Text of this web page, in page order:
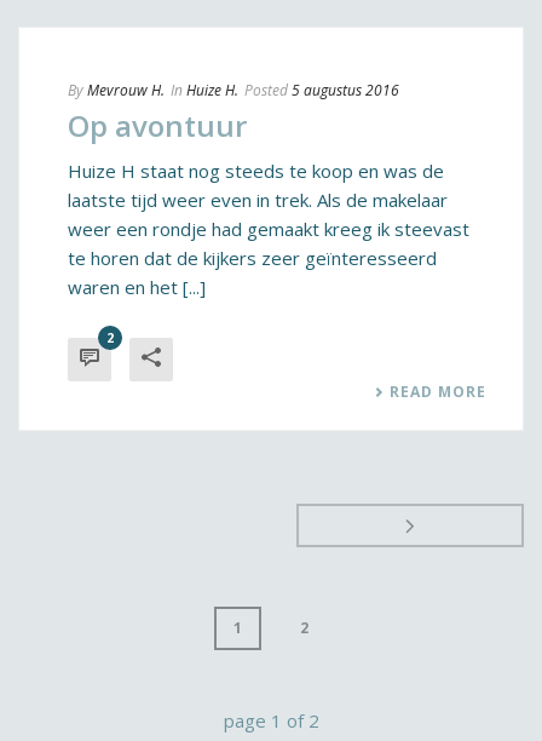
ByMevrouw H. In Huize H. Posted5 augustus 2016
Op avontuur
Huize H staat nog steeds te koop en was de
laatste tijd weer even in trek. Als de makelaar
weer een rondje had gemaakt kreeg ik steevast
te horen dat de kijkers zeer geïnteresseerd
waren en het [...]
2
READ MORE
1 2
page 1 of 2